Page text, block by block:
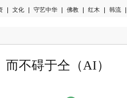
文化 守艺中华 佛教 红木 韩流
不碍于仝（AI）